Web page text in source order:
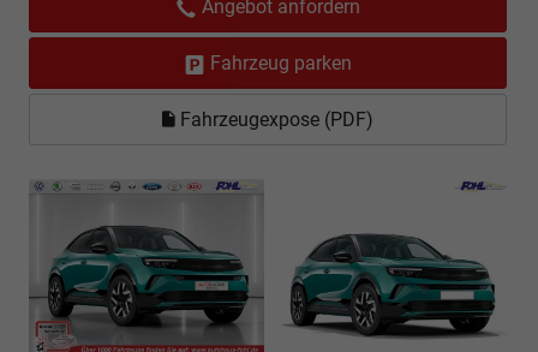
Angebot anfordern
Fahrzeug parken
Fahrzeugexpose (PDF)